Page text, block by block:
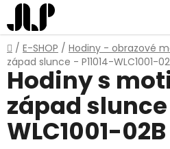
Přejít
na
obsah
Domů
/ E-SHOP / Hodiny - obrazové
západ slunce - P11014-WLC1001-
Hodiny s
západ slunce
WLC1001-02B